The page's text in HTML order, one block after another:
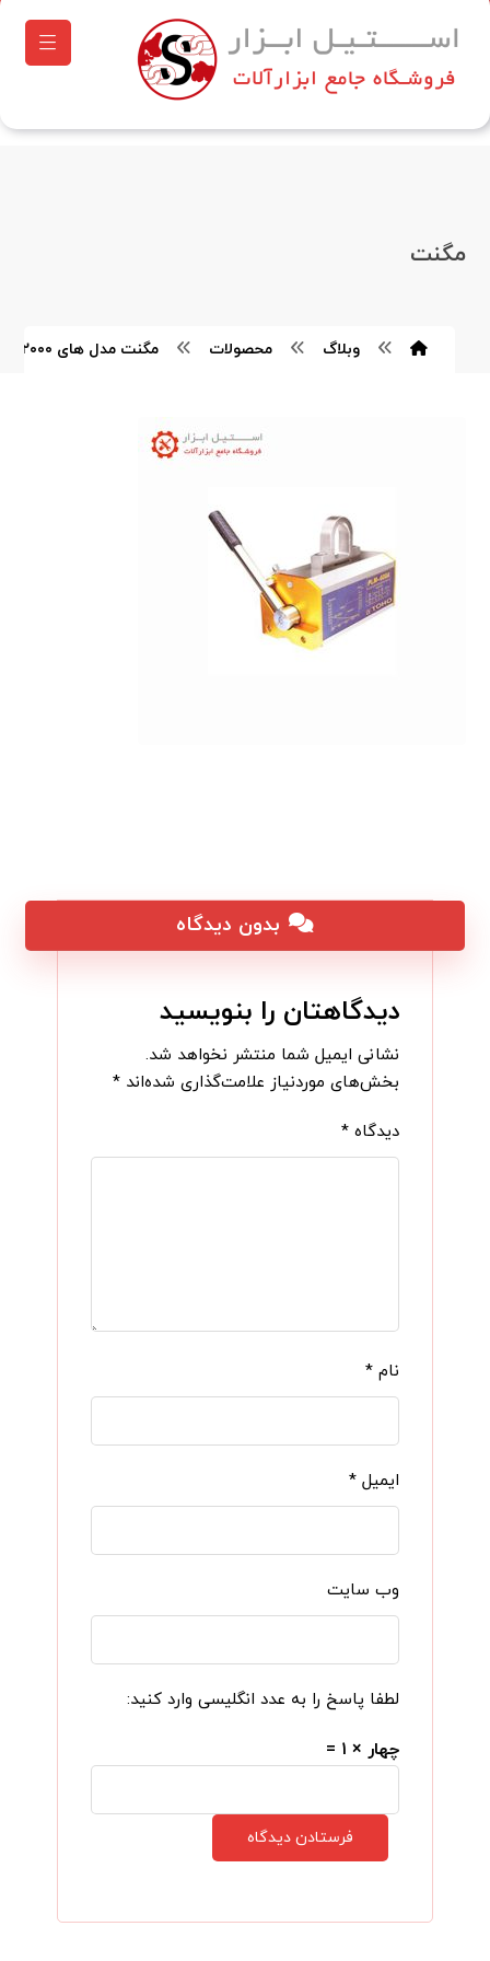
مگنت
وبلاگ محصولات مگنت مدل های PLM۳۰۰-۲۰۰۰ ویتال
بدون دیدگاه
دیدگاهتان را بنویسید
نشانی ایمیل شما منتشر نخواهد شد.
بخش‌های موردنیاز علامت‌گذاری شده‌اند*
دیدگاه*
نام*
ایمیل*
وب‌ سایت
لطفا پاسخ را به عدد انگلیسی وارد کنید:
چهار × ۱ =